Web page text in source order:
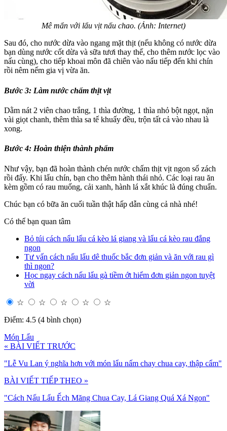
Mê mẩn với lẩu vịt nấu chao. (Ảnh: Internet)
Sau đó, cho nước dừa vào ngang mặt thịt (nếu không có nước dừa
bạn dùng nước cốt dừa và sữa tươi thay thế, cho thêm nước lọc vào
nấu cùng), cho tiếp khoai môn đã chiên vào nấu tiếp đến khi chín
rồi nêm nếm gia vị vừa ăn.
Bước 3: Làm nước chấm thịt vịt
Dằm nát 2 viên chao trắng, 1 thìa đường, 1 thìa nhỏ bột ngọt, nặn
vài giọt chanh, thêm thìa sa tế khuấy đều, trộn tất cả vào nhau là
xong.
Bước 4: Hoàn thiện thành phẩm
Như vậy, bạn đã hoàn thành chén nước chấm thịt vịt ngon số zách
rồi đấy. Khi lẩu chín, bạn cho thêm hành thái nhỏ. Các loại rau ăn
kèm gồm có rau muống, cải xanh, hành lá xắt khúc là đúng chuẩn.
Chúc bạn có bữa ăn cuối tuần thật hấp dẫn cùng cả nhà nhé!
Có thể bạn quan tâm
Bỏ túi cách nẩu lẩu cá kèo lá giang và lẩu cá kèo rau đắng
ngon
Tư vấn cách nấu lẩu dê thuốc bắc đơn giản và ăn với rau gì
thì ngon?
Học ngay cách nấu lẩu gà tiềm ớt hiểm đơn giản ngon tuyệt
vời
☆ ☆ ☆ ☆
☆
Điểm: 4.5 (4 bình chọn)
Món Lẩu
« BÀI VIẾT TRƯỚC
"Lễ Vu Lan ý nghĩa hơn với món lẩu nấm chay chua cay, thập cẩm"
BÀI VIẾT TIẾP THEO »
"Cách Nấu Lẩu Ếch Măng Chua Cay, Lá Giang Quá Xá Ngon"